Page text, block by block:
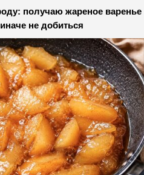
получаю жареное варенье
не добиться